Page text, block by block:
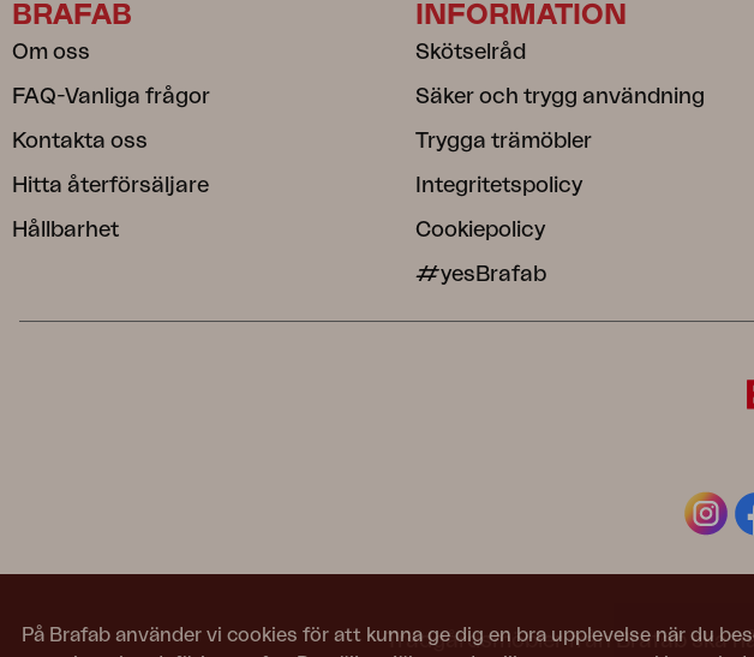
På Brafab använder vi cookies för att kunna ge dig en bra upplevelse när du
BRAFAB
Om oss
FAQ-Vanliga frågor
Kontakta oss
Hitta återförsäljare
Hållbarhet
INFORMATION
Skötselråd
Säker och trygg användning
Trygga trämöbler
Integritetspolicy
Cookiepolicy
#yesBrafab
Trädgårdsmöbler från Brafab ska